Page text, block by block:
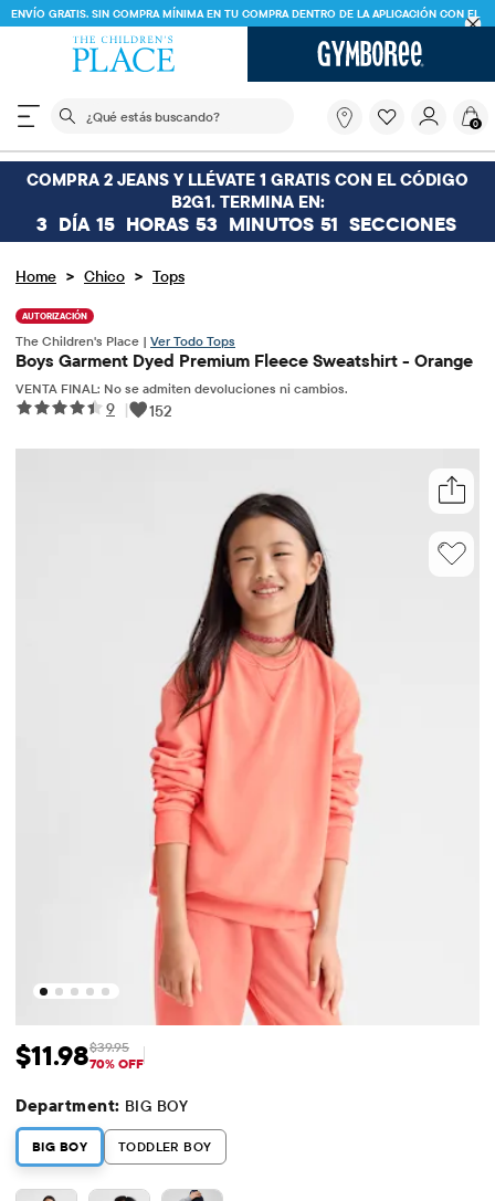
ENVÍO GRATIS. SIN COMPRA MÍNIMA EN TU COMPRA DENTRO DE LA APLICACIÓN CON EL
CÓDIGO
El siguiente campo de búsqueda filtra las
buscando?
0
COMPRA 2 JEANS Y LLÉVATE 1 GRATIS CON EL CÓDIGO
B2G1. TERMINA EN:
3 DÍA 15 HORAS 53 MINUTOS 50 SECCIONES
Home > Chico > Tops
AUTORIZACIÓN
The Children's Place | Ver Todo Tops
Boys Garment Dyed Premium Fleece Sweatshirt - Orange
VENTA FINAL: No se admiten devoluciones ni cambios.
9 | 152
Precio de venta: $11.98
$11.98 Precio original: $39.95
$39.95
70% OFF
Department: BIG BOY
BIG BOY TODDLER BOY